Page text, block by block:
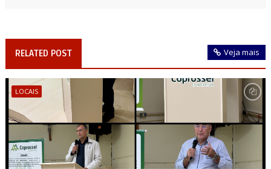
RELATED POST Veja mais
LOCAIS